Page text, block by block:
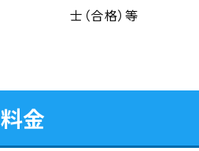
士（合格）等
料金